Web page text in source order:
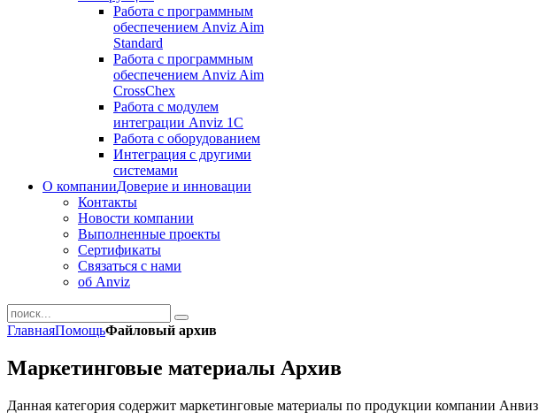
Работа с программным
обеспечением Anviz Aim
Standard
Работа с программным
обеспечением Anviz Aim
CrossChex
Работа с модулем
интеграции Anviz 1C
Работа с оборудованием
Интеграция с другими
системами
О компанииДоверие и инновации
Контакты
Новости компании
Выполненные проекты
Сертификаты
Связаться с нами
об Anviz
ГлавнаяПомощьФайловый архив
Маркетинговые материалы Архив
Данная категория содержит маркетинговые материалы по продукции компании Анвиз